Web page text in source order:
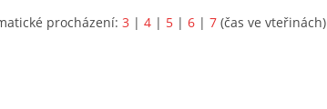
procházení: 3 | 4 | 5 | 6 | 7 (čas ve vteřinách)